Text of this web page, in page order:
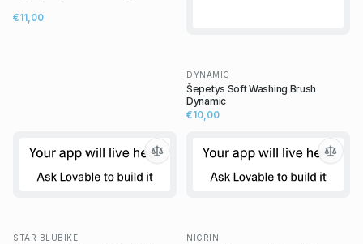
€11,00
DYNAMIC
Šepetys Soft Washing Brush
Dynamic
€10,00
STAR BLUBIKE NIGRIN